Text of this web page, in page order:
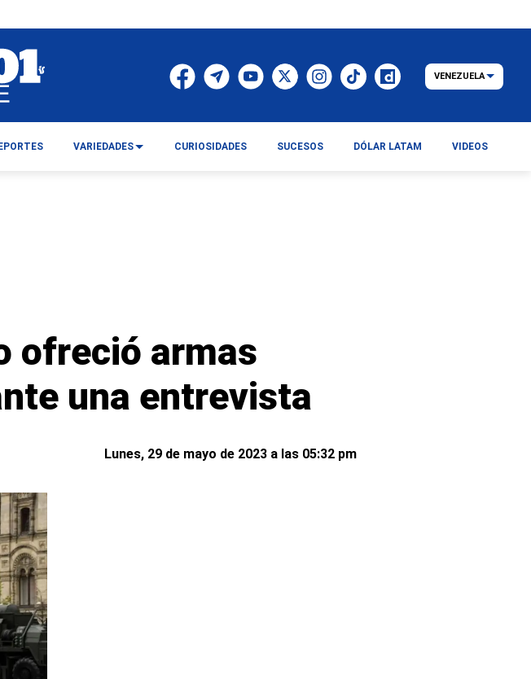
ofreció armas
una entrevista
Lunes, 29 de mayo de 2023 a las 05:32 pm
VENEZUELA
VARIEDADES CURIOSIDADES SUCESOS DÓLAR LATAM VIDEOS